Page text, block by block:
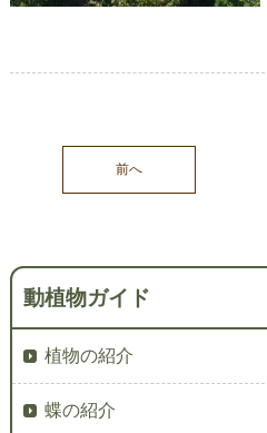
前へ
動植物ガイド
植物の紹介
蝶の紹介